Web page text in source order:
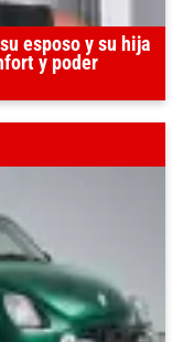
esposo y su hija
y poder